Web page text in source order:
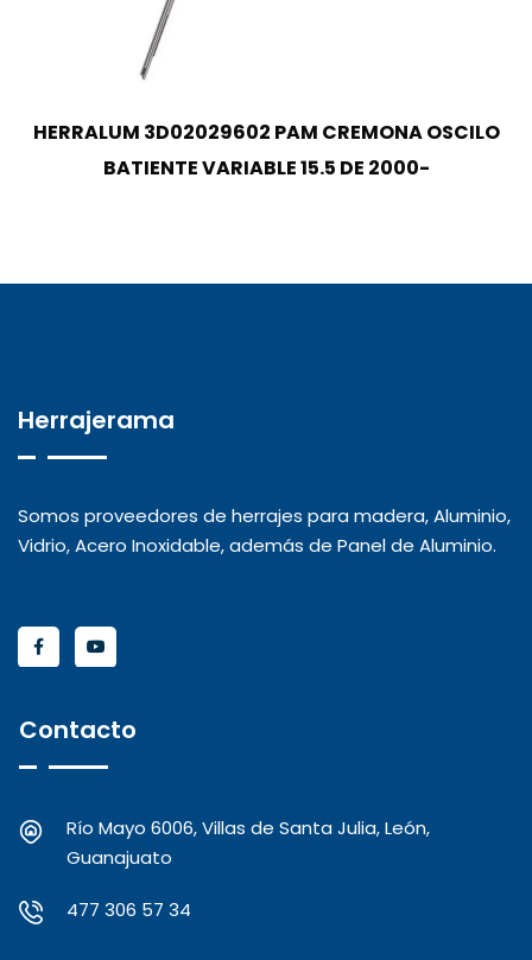
HERRALUM 3D02029602 PAM CREMONA OSCILO
BATIENTE VARIABLE 15.5 DE 2000-
Herrajerama
Somos proveedores de herrajes para madera, Aluminio,
Vidrio, Acero Inoxidable, además de Panel de Aluminio.
Contacto
Río Mayo 6006, Villas de Santa Julia, León,
Guanajuato
477 306 57 34